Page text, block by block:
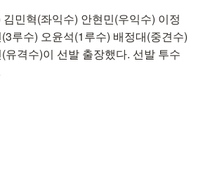
민혁(좌익수) 안현민(우익수) 이정
루수) 오윤석(1루수) 배정대(중견수)
유격수)이 선발 출장했다. 선발 투수